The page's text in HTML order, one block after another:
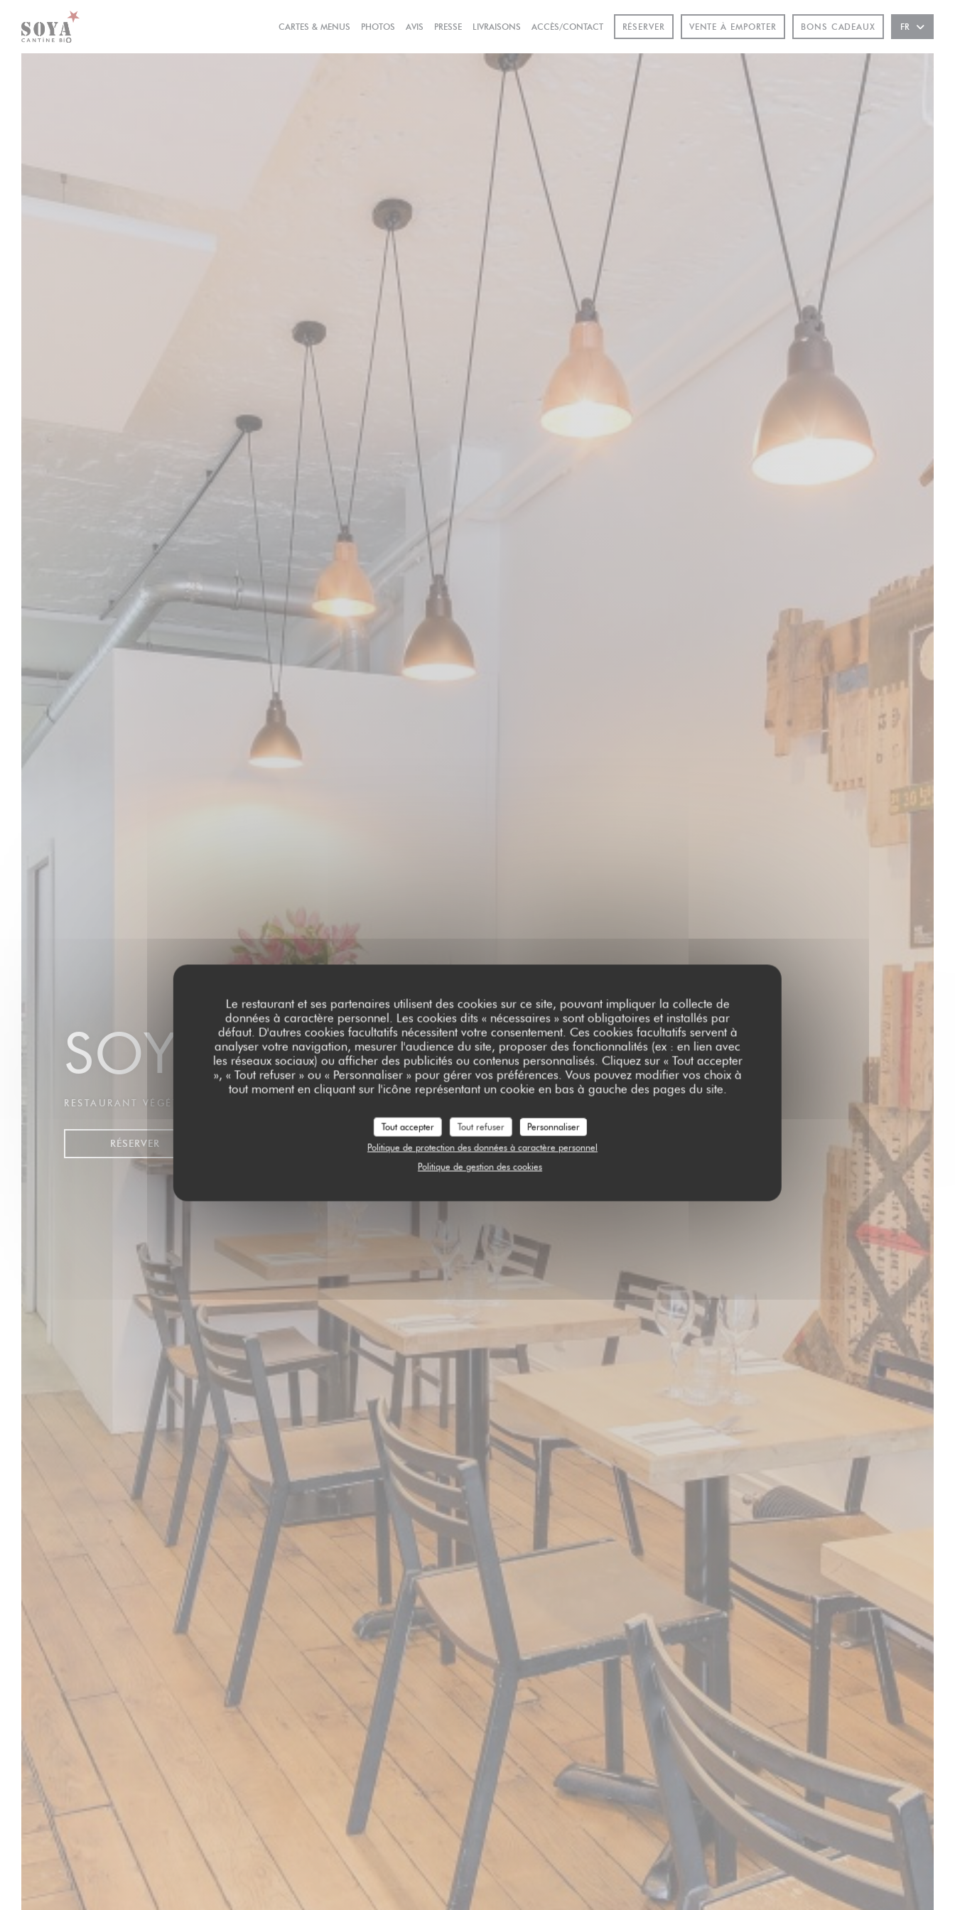
Personnalisation de vos choix en matière de cookies
Le restaurant et ses partenaires utilisent des cookies sur ce site, pouvant impliquer la collecte de
données à caractère personnel. Les cookies dits « nécessaires » sont obligatoires et installés par
défaut. D'autres cookies facultatifs nécessitent votre consentement. Ces cookies facultatifs servent à
analyser votre navigation, mesurer l'audience du site, proposer des fonctionnalités (ex : en lien avec
les réseaux sociaux) ou afficher des publicités ou contenus personnalisés. Cliquez sur « Tout accepter
», « Tout refuser » ou « Personnaliser » pour gérer vos préférences. Vous pouvez modifier vos choix à
tout moment en cliquant sur l'icône représentant un cookie en bas à gauche des pages du site.
Tout accepter Tout refuser
Personnaliser
Politique de protection des données à caractère personnel
Politique de gestion des cookies
CARTES & MENUS PHOTOS AVIS PRESSE LIVRAISONS((OUVRE UNE NOUVELLE FENÊTRE))
ACCÈS/CONTACT RÉSERVER VENTE À EMPORTER BONS CADEAUX FR
SOYA CANTINE BIO
RESTAURANT VÉGÉTALIEN
RÉSERVER